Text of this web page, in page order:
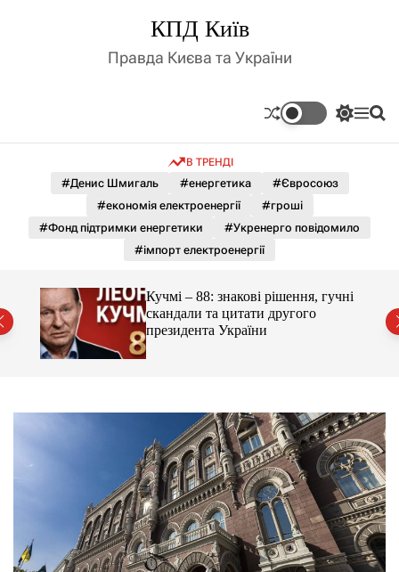
д
КПД Київ
Правда Києва та України
П
м
а
ь
о
р
е
ж
и
м
у
М П
В ТРЕНДІ
#Денис Шмигаль #енергетика
#Євросоюз
#економія електроенергії
#гроші
#Фонд підтримки енергетики
#Укренерго повідомило
#імпорт електроенергії
Кучмі – 88: знакові рішення, гучні
скандали та цитати другого
президента України